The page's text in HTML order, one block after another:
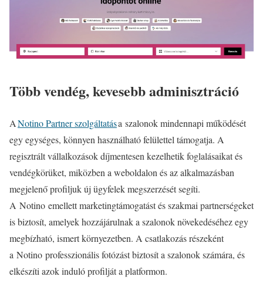
Több vendég, kevesebb adminisztráció
ANotino Partner szolgáltatása szalonok mindennapi működését
egy egységes, könnyen használható felülettel támogatja. A
regisztrált vállalkozások díjmentesen kezelhetik foglalásaikat és
vendégkörüket, miközben a weboldalon és az alkalmazásban
megjelenő profiljuk új ügyfelek megszerzését segíti.
A Notino emellett marketingtámogatást és szakmai partnerségeket
is biztosít, amelyek hozzájárulnak a szalonok növekedéséhez egy
megbízható, ismert környezetben. A csatlakozás részeként
a Notino professzionális fotózást biztosít a szalonok számára, és
elkészíti azok induló profilját a platformon.